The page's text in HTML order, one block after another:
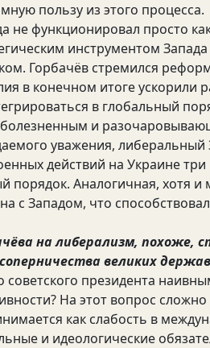
пользу из этого процесса.
не функционировал просто
инструментом
Горбачёв стремился
в конечном итоге
в глобальный
и
уважения, либеральный
действий на Украине три
порядок. Аналогичная, хотя и
с Западом, что
на либерализм, похоже,
великих
президента
На этот вопрос
как слабость в
и идеологические